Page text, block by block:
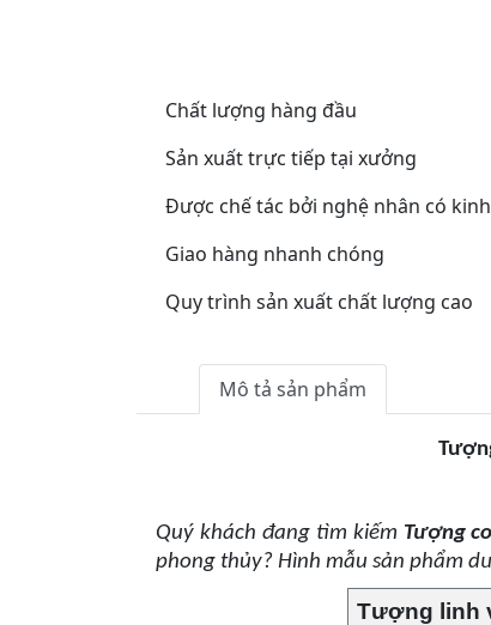
Chất lượng hàng đầu
Sản xuất trực tiếp tại xưởng
Được chế tác bởi nghệ nhân có
Giao hàng nhanh chóng
Quy trình sản xuất chất lượng cao
Mô tả sản phẩm
Quý khách đang tìm kiếm Tượng
phong thủy? Hình mẫu sản phẩm
Tượng linh